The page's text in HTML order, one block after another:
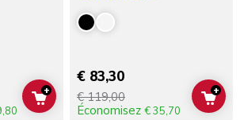
more colors
ADD TO CART
+
€ 83,30
€ 119,00
Économisez € 35,70
ADD
+